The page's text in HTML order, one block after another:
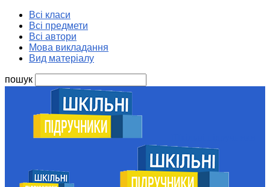
Всі класи
Всі предмети
Всі автори
Мова викладання
Вид матеріалу
пошук